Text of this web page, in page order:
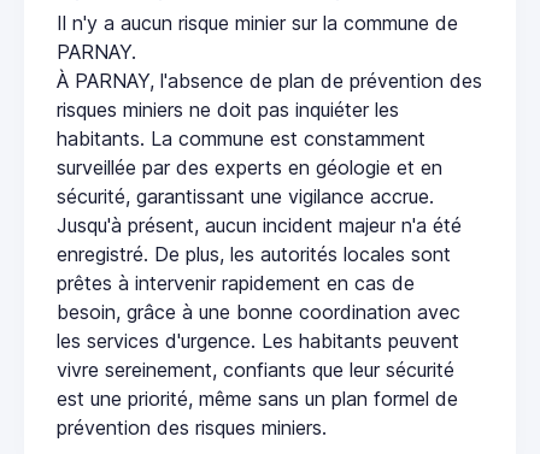
Il n'y a aucun risque minier sur la commune de
PARNAY.
À PARNAY, l'absence de plan de prévention des
risques miniers ne doit pas inquiéter les
habitants. La commune est constamment
surveillée par des experts en géologie et en
sécurité, garantissant une vigilance accrue.
Jusqu'à présent, aucun incident majeur n'a été
enregistré. De plus, les autorités locales sont
prêtes à intervenir rapidement en cas de
besoin, grâce à une bonne coordination avec
les services d'urgence. Les habitants peuvent
vivre sereinement, confiants que leur sécurité
est une priorité, même sans un plan formel de
prévention des risques miniers.